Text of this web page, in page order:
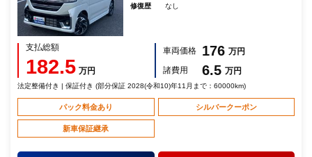
修復歴
なし
支払総額
182.5 万円
車両価格 176 万円
諸費用
6.5 万円
法定整備付き | 保証付き (部分保証 2028(令和10)年11月まで：60000km)
パック料金あり シルバークーポン
新車保証継承